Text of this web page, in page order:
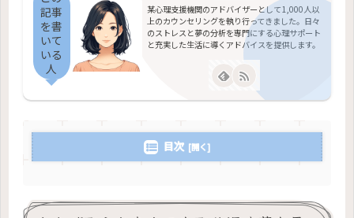
記事
を書
いて
いる
人
某心理支援機関のアドバイザーとして1,000人以
上のカウンセリングを執り行ってきました。日々
のストレスと夢の分析を専門にする心理サポート
と充実した生活に導くアドバイスを提供します。
目次